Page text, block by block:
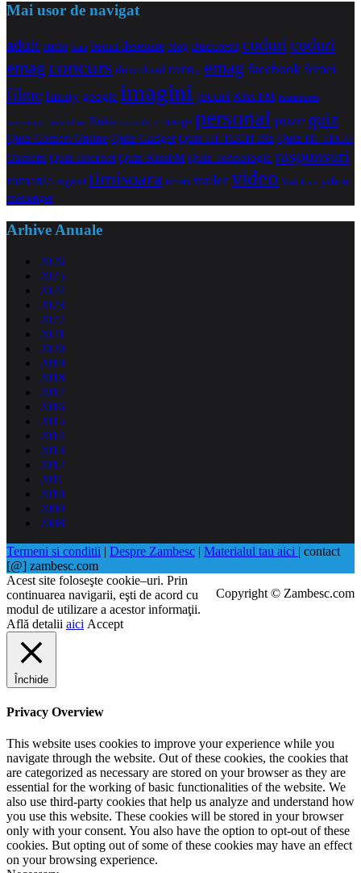
Mai usor de navigat
adult audio bani benzi desenate blog Bucuresti coduricoduri
emag concurs download DVDRip emag facebook femei
filme funny google imagini jocuri Kiss FM maramures
messenger noiembrie Nokia octombrie orange personal pozequiz
Quiz Comert Online Quiz Gadget Quiz HI-TECH Biz Quiz HI-TECH
Oameni Quiz Internet Quiz KissFM Quiz Tehnologie raspunsuri
romania sugestii timisoara torrent trailer video Vodafone yahoo
messenger
Arhive Anuale
2026
2025
2024
2023
2022
2021
2020
2019
2018
2017
2016
2015
2014
2013
2012
2011
2010
2009
2008
Termeni si conditii | Despre Zambesc | Materialul tau aici | contact
[@] zambesc.com
Copyright © Zambesc.com
Acest site foloseşte cookie–uri. Prin
continuarea navigarii, eşti de acord cu
modul de utilizare a acestor informaţii.
Află detalii aici Accept
Închide
Privacy Overview
This website uses cookies to improve your experience while you
navigate through the website. Out of these cookies, the cookies that
are categorized as necessary are stored on your browser as they are
essential for the working of basic functionalities of the website. We
also use third-party cookies that help us analyze and understand how
you use this website. These cookies will be stored in your browser
only with your consent. You also have the option to opt-out of these
cookies. But opting out of some of these cookies may have an effect
on your browsing experience.